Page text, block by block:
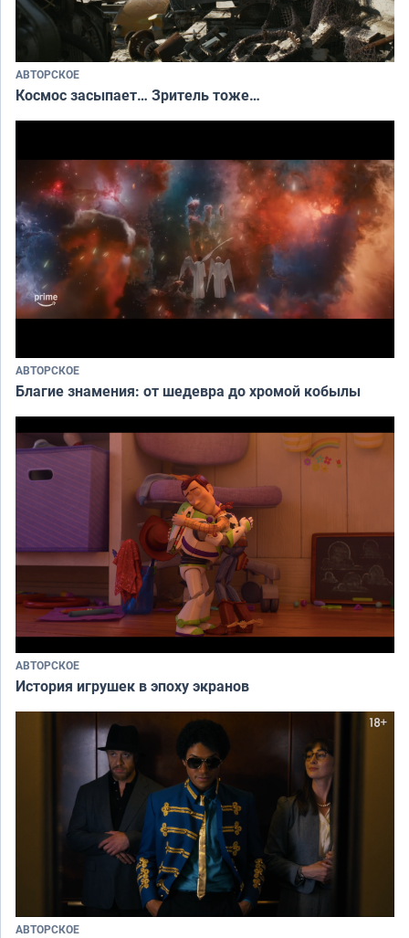
АВТОРСКОЕ
Космос засыпает… Зритель тоже…
АВТОРСКОЕ
Благие знамения: от шедевра до хромой кобылы
АВТОРСКОЕ
История игрушек в эпоху экранов
АВТОРСКОЕ